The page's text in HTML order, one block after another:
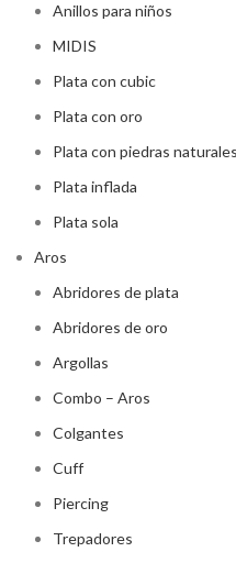
Anillos para niños
MIDIS
Plata con cubic
Plata con oro
Plata con piedras naturales
Plata inflada
Plata sola
Aros
Abridores de plata
Abridores de oro
Argollas
Combo – Aros
Colgantes
Cuff
Piercing
Trepadores